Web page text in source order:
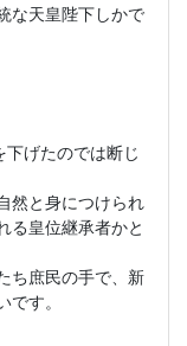
な天皇陛下しかで
下げたのでは断じ
然と身につけられ
る皇位継承者かと
ち庶民の手で、新
です。